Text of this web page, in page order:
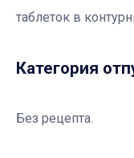
таблеток в
Категория
Без рецепта.